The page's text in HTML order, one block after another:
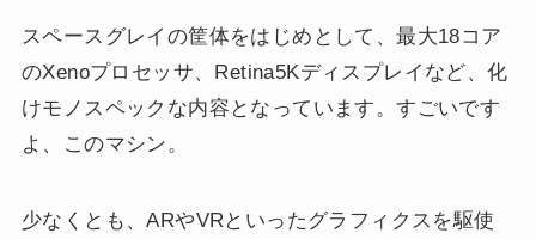
スペースグレイの筐体をはじめとして、最大18コア
のXenoプロセッサ、Retina5Kディスプレイなど、化
けモノスペックな内容となっています。すごいです
よ、このマシン。
少なくとも、ARやVRといったグラフィクスを駆使